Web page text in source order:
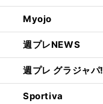
Myojo
週プレNEWS
週プレ グラジャパ!
Sportiva